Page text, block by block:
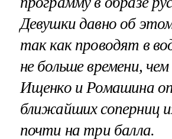
Девушки давно об
так как проводят в
не больше времени,
Ищенко и Ромашина
ближайших соперниц
почти на три балла.